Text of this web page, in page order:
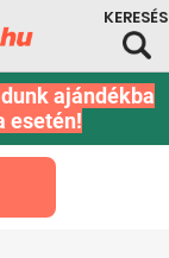
ajándékba
esetén!